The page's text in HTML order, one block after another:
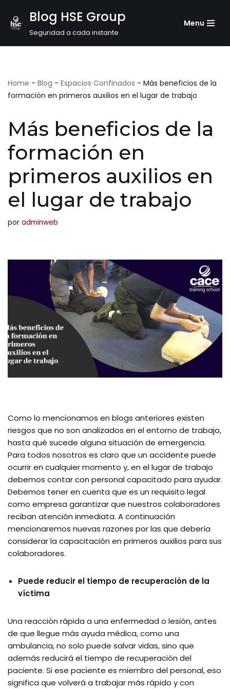
Saltar
Blog HSE Group
Seguridad a cada instante
Menu
Home - Blog - Espacios Confinados - Más beneficios de la
formación en primeros auxilios en el lugar de trabajo
Más beneficios de la
formación en
primeros auxilios en
el lugar de trabajo
por adminweb
Como lo mencionamos en blogs anteriores existen
riesgos que no son analizados en el entorno de trabajo,
hasta qué sucede alguna situación de emergencia.
Para todos nosotros es claro que un accidente puede
ocurrir en cualquier momento y, en el lugar de trabajo
debemos contar con personal capacitado para ayudar.
Debemos tener en cuenta que es un requisito legal
como empresa garantizar que nuestros colaboradores
reciban atención inmediata. A continuación
mencionaremos nuevas razones por las que debería
considerar la capacitación en primeros auxilios para sus
colaboradores.
Puede reducir el tiempo de recuperación de la
víctima
Una reacción rápida a una enfermedad o lesión, antes
de que llegue más ayuda médica, como una
ambulancia, no solo puede salvar vidas, sino que
además reducirá el tiempo de recuperación del
paciente. Si ese paciente es miembro del personal, eso
significa que volverá a trabajar más rápido y con